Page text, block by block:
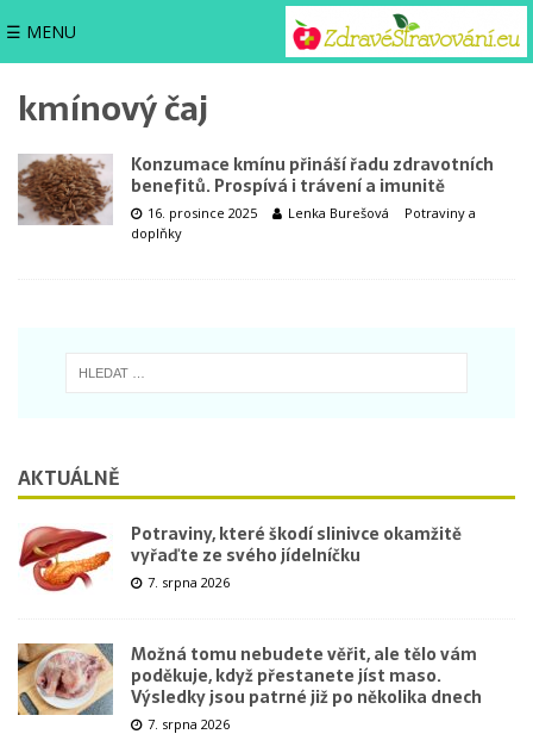
☰ MENU
kmínový čaj
Konzumace kmínu přináší řadu zdravotních
benefitů. Prospívá i trávení a imunitě
16. prosince 2025 Lenka Burešová
Potraviny a
doplňky
AKTUÁLNĚ
Potraviny, které škodí slinivce okamžitě
vyřaďte ze svého jídelníčku
7. srpna 2026
Možná tomu nebudete věřit, ale tělo vám
poděkuje, když přestanete jíst maso.
Výsledky jsou patrné již po několika dnech
7. srpna 2026